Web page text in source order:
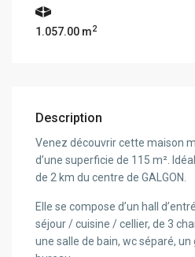
1.057.00 m2
Description
Venez découvrir cette maison
d’une superficie de 115 m².
de 2 km du centre de GALGON.
Elle se compose d’un hall
séjour / cuisine / cellier, de 3
une salle de bain, wc séparé,